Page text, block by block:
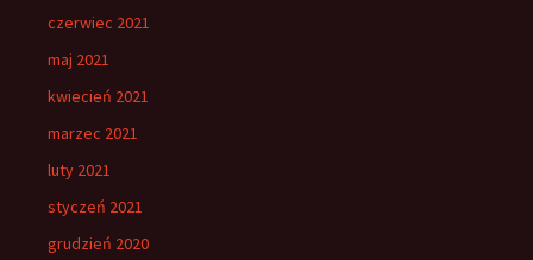
czerwiec 2021
maj 2021
kwiecień 2021
marzec 2021
luty 2021
styczeń 2021
grudzień 2020